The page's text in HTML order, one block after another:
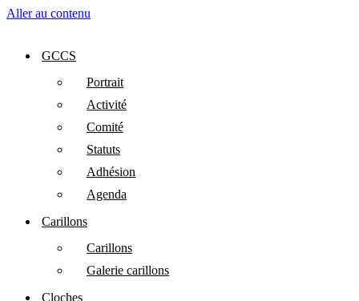
Aller au contenu
GCCS
Portrait
Activité
Comité
Statuts
Adhésion
Agenda
Carillons
Carillons
Galerie carillons
Cloches